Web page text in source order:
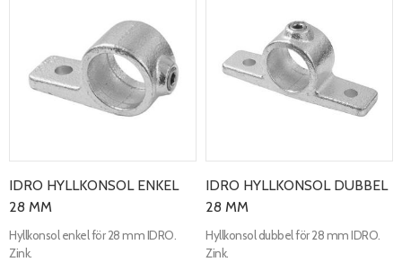
IDRO HYLLKONSOL ENKEL
28 MM
Hyllkonsol enkel för 28 mm IDRO.
Zink.
IDRO HYLLKONSOL DUBBEL
28 MM
Hyllkonsol dubbel för 28 mm IDRO.
Zink.